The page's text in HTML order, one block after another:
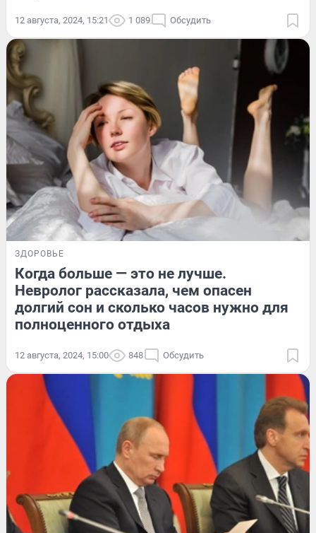
12 августа, 2024, 15:21 1 089 Обсудить
ЗДОРОВЬЕ
Когда больше — это не лучше.
Невролог рассказала, чем опасен
долгий сон и сколько часов нужно для
полноценного отдыха
12 августа, 2024, 15:00 848 Обсудить